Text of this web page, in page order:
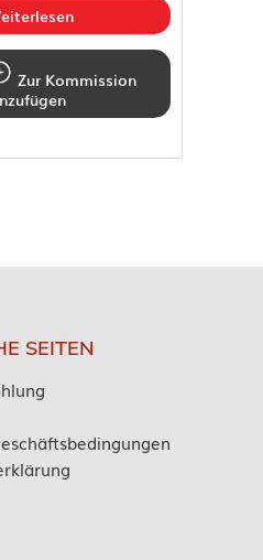
Zur Kommission
SEITEN